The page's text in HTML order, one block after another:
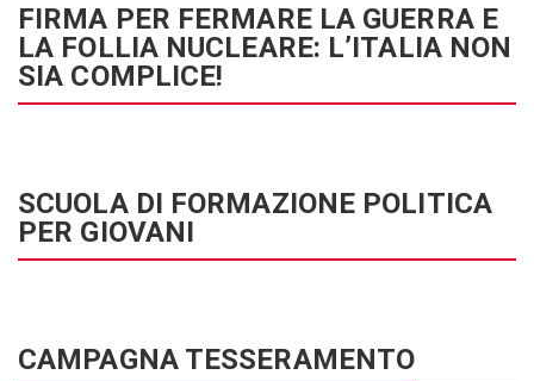
FIRMA PER FERMARE LA GUERRA E
LA FOLLIA NUCLEARE: L’ITALIA NON
SIA COMPLICE!
SCUOLA DI FORMAZIONE POLITICA
PER GIOVANI
CAMPAGNA TESSERAMENTO